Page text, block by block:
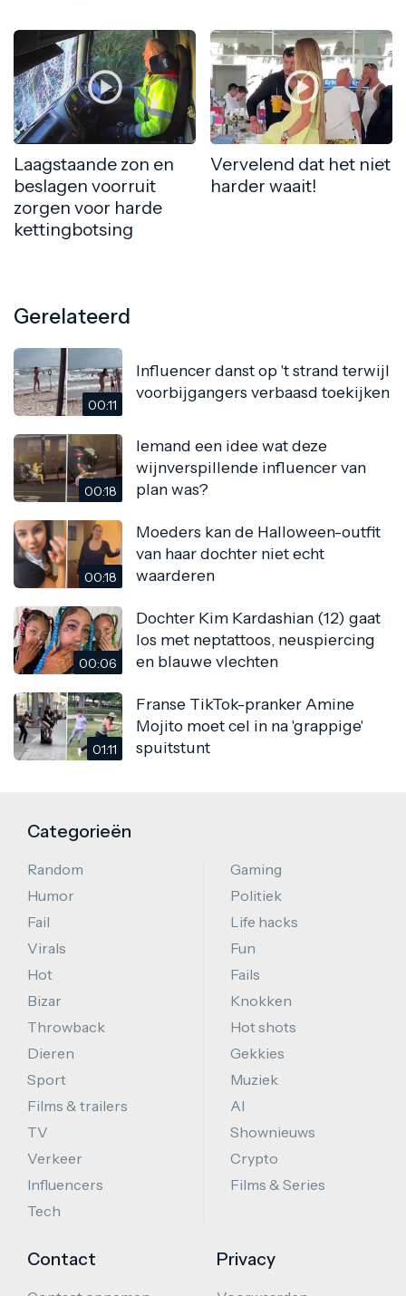
Laagstaande zon en
beslagen voorruit
zorgen voor harde
kettingbotsing
Vervelend dat het niet
harder waait!
Gerelateerd
00:11
Influencer danst op 't strand terwijl
voorbijgangers verbaasd toekijken
00:18
Iemand een idee wat deze
wijnverspillende influencer van
plan was?
00:18
Moeders kan de Halloween-outfit
van haar dochter niet echt
waarderen
00:06
Dochter Kim Kardashian (12) gaat
los met neptattoos, neuspiercing
en blauwe vlechten
01:11
Franse TikTok-pranker Amine
Mojito moet cel in na 'grappige'
spuitstunt
Categorieën
Random
Humor
Fail
Virals
Hot
Bizar
Throwback
Dieren
Sport
Films & trailers
TV
Verkeer
Influencers
Tech
Gaming
Politiek
Life hacks
Fun
Fails
Knokken
Hot shots
Gekkies
Muziek
AI
Shownieuws
Crypto
Films & Series
Contact Privacy